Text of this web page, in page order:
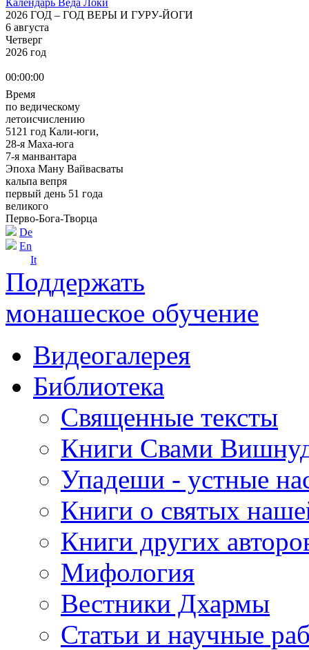
Календарь Веда Локи
2026 ГОД – ГОД ВЕРЫ И ГУРУ-ЙОГИ
6 августа
Четверг
2026 год
00:00:00
Время
по ведическому
летоисчислению
5121 год Кали-юги,
28-я Маха-юга
7-я манвантара
Эпоха Ману Вайвасваты
кальпа вепря
первый день 51 года
великого
Перво-Бога-Творца
De
En
It
Поддержать
монашеское обучение
Видеогалерея
Библиотека
Священные тексты
Книги Свами
Упадеши - устные
Книги о святых
Книги других
Мифология
Вестники Дхармы
Статьи и научные